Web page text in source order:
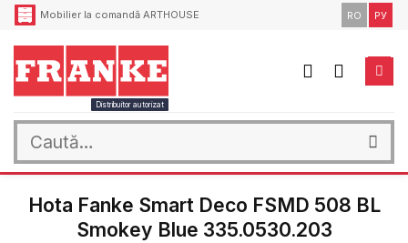
Skip
Mobilier la comandă ARTHOUSE RO РУ
Distribuitor autorizat
după:
Hota Fanke Smart Deco FSMD 508 BL
Smokey Blue 335.0530.203